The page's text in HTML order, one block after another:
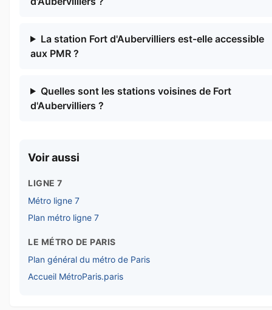
La station Fort d'Aubervilliers est-elle accessible
aux PMR ?
Quelles sont les stations voisines de Fort
d'Aubervilliers ?
Voir aussi
LIGNE 7
Métro ligne 7
Plan métro ligne 7
LE MÉTRO DE PARIS
Plan général du métro de Paris
Accueil MétroParis.paris